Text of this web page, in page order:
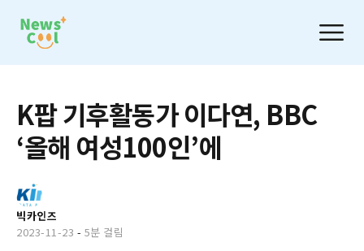
K팝 기후활동가 이다연, BBC
‘올해 여성100인’에
빅카인즈
2023-11-23 - 5분 걸림